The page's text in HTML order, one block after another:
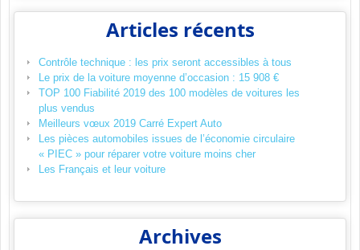
Articles récents
Contrôle technique : les prix seront accessibles à tous
Le prix de la voiture moyenne d’occasion : 15 908 €
TOP 100 Fiabilité 2019 des 100 modèles de voitures les
plus vendus
Meilleurs vœux 2019 Carré Expert Auto
Les pièces automobiles issues de l’économie circulaire
« PIEC » pour réparer votre voiture moins cher
Les Français et leur voiture
Archives